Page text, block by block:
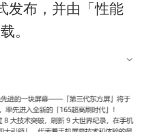
发布，并由「性能
。